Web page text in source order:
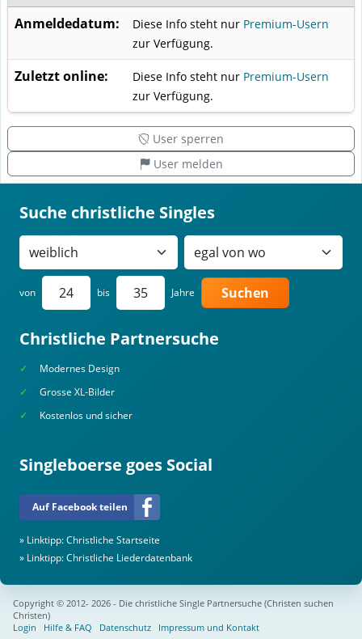
Anmeldedatum:
Diese Info steht nur Premium-Usern
zur Verfügung.
Zuletzt online: Diese Info steht nur Premium-Usern
zur Verfügung.
User sperren
User melden
Suche christliche Singles
von bis Jahre Suchen
Christliche Partnersuche
Modernes Design
Grosse XL-Bilder
Kostenlos und sicher
Singleboerse goes Social
Auf Facebook teilen
» Linktipp:Christliche Startseite
» Linktipp:Christliche Liederdatenbank
Copyright © 2012- 2026 - Die christliche Single Partnersuche (Christen suchen
Christen)
Login
Hilfe & FAQ Datenschutz Impressum und Kontakt